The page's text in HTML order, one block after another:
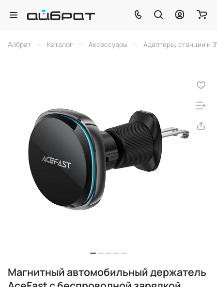
Айбрат – Каталог – Аксессуары – Адаптеры, станции и
Магнитный автомобильный держатель